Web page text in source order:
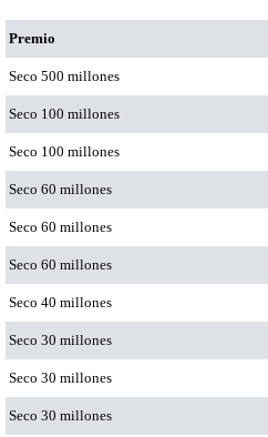
Premio
Seco 500 millones
Seco 100 millones
Seco 100 millones
Seco 60 millones
Seco 60 millones
Seco 60 millones
Seco 40 millones
Seco 30 millones
Seco 30 millones
Seco 30 millones